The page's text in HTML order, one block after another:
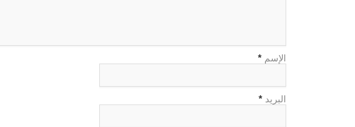
الإسم *
البريد *